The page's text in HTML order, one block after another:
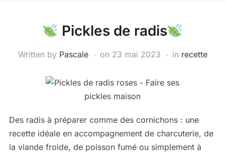
Pickles de radis
Written by Pascale on 23 mai 2023 in recette
Des radis à préparer comme des cornichons : une
recette idéale en accompagnement de charcuterie, de
la viande froide, de poisson fumé ou simplement à